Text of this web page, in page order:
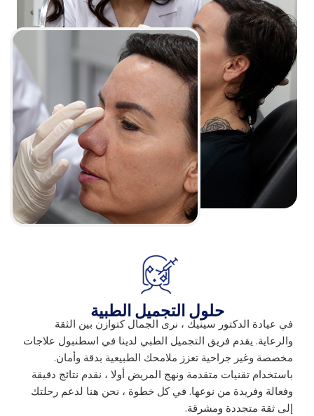
حلول التجميل الطبية
في عيادة الدكتور سينيك ، نرى الجمال كتوازن بين الثقة
والرعاية. يقدم فريق التجميل الطبي لدينا في اسطنبول علاجات
مخصصة وغير جراحية تعزز ملامحك الطبيعية بدقة وأمان.
باستخدام تقنيات متقدمة ونهج المريض أولا ، نقدم نتائج دقيقة
وفعالة وفريدة من نوعها. في كل خطوة ، نحن هنا لدعم رحلتك
إلى ثقة متجددة ومشرقة.